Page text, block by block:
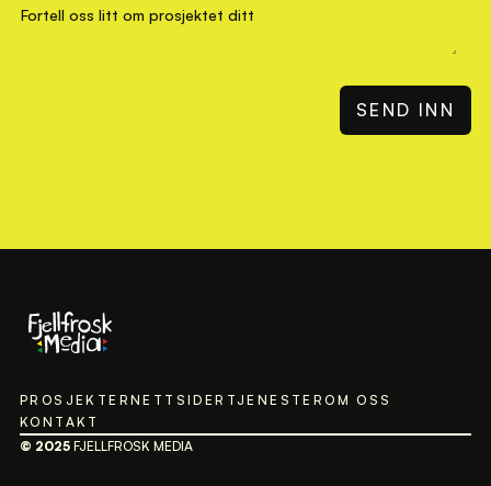
PROSJEKTER NETTSIDER TJENESTEROM OSS
KONTAKT
© 2025 FJELLFROSK MEDIA